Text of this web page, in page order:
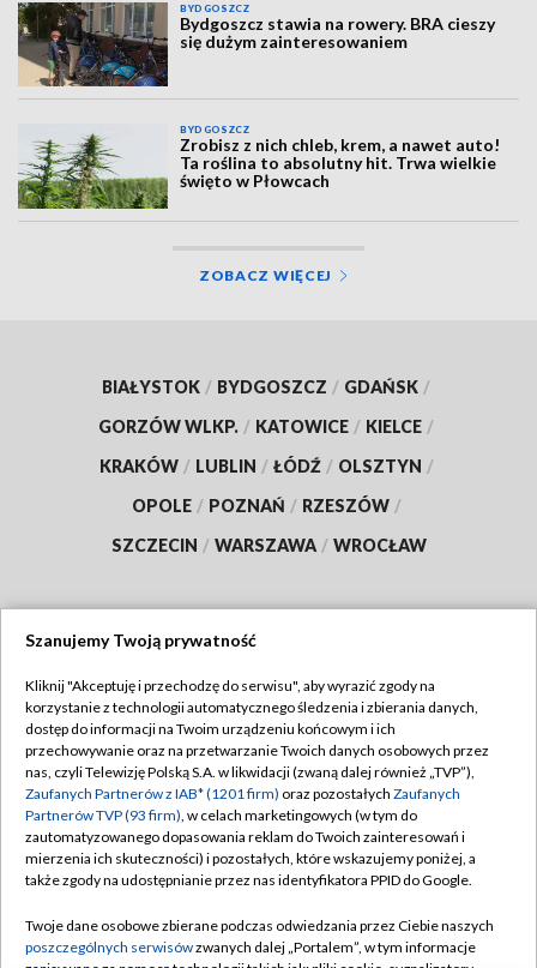
BYDGOSZCZ
Bydgoszcz stawia na rowery. BRA cieszy
się dużym zainteresowaniem
BYDGOSZCZ
Zrobisz z nich chleb, krem, a nawet auto!
Ta roślina to absolutny hit. Trwa wielkie
święto w Płowcach
ZOBACZ WIĘCEJ
BIAŁYSTOK / BYDGOSZCZ / GDAŃSK /
GORZÓW WLKP. / KATOWICE / KIELCE /
KRAKÓW / LUBLIN / ŁÓDŹ / OLSZTYN /
OPOLE / POZNAŃ / RZESZÓW /
SZCZECIN / WARSZAWA / WROCŁAW
TVP
Abonament TVP
Emisja w TVP
Centrum informacji TVP
Naziemna Telewizja Cyfrowa
Rada Programowa
Regulamin TVP
Polityka prywatności
Moje zgody
Pomoc
Kontakt
Szanujemy Twoją prywatność
Kliknij "Akceptuję i przechodzę do serwisu", aby wyrazić zgody na
korzystanie z technologii automatycznego śledzenia i zbierania danych,
dostęp do informacji na Twoim urządzeniu końcowym i ich
przechowywanie oraz na przetwarzanie Twoich danych osobowych przez
nas, czyli Telewizję Polską S.A. w likwidacji (zwaną dalej również „TVP”),
Zaufanych Partnerów z IAB* (1201 firm) oraz pozostałych Zaufanych
Partnerów TVP (93 firm), w celach marketingowych (w tym do
zautomatyzowanego dopasowania reklam do Twoich zainteresowań i
mierzenia ich skuteczności) i pozostałych, które wskazujemy poniżej, a
także zgody na udostępnianie przez nas identyfikatora PPID do Google.
Twoje dane osobowe zbierane podczas odwiedzania przez Ciebie naszych
poszczególnych serwisówzwanych dalej „Portalem”, w tym informacje